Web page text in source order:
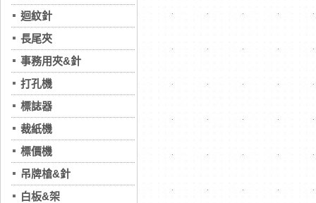
迴紋針
長尾夾
事務用夾&針
打孔機
標誌器
裁紙機
標價機
吊牌槍&針
白板&架